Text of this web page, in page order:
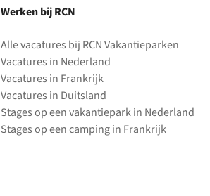
Werken bij RCN
Alle vacatures bij RCN Vakantieparken
Vacatures in Nederland
Vacatures in Frankrijk
Vacatures in Duitsland
Stages op een vakantiepark in Nederland
Stages op een camping in Frankrijk